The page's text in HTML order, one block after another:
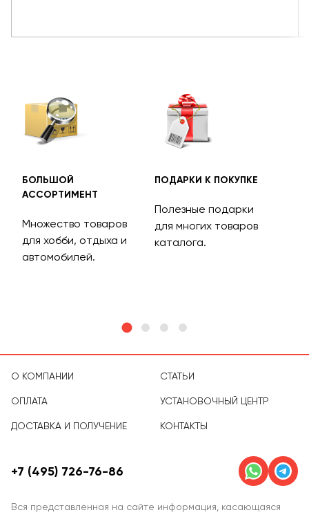
БОЛЬШОЙ
АССОРТИМЕНТ
Множество товаров
для хобби, отдыха и
автомобилей.
ПОДАРКИ К ПОКУПКЕ
Полезные подарки
для многих товаров
каталога.
О КОМПАНИИ
ОПЛАТА
ДОСТАВКА И ПОЛУЧЕНИЕ
СТАТЬИ
УСТАНОВОЧНЫЙ ЦЕНТР
КОНТАКТЫ
Вся представленная на сайте информация, касающаяся
+7 (495) 726-76-86